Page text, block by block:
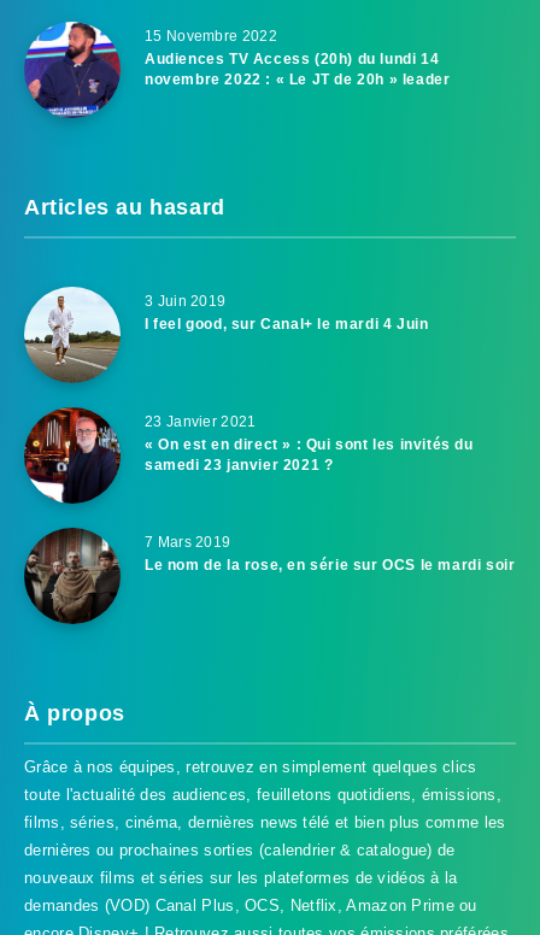
15 Novembre 2022
Audiences TV Access (20h) du lundi 14
novembre 2022 : « Le JT de 20h » leader
Articles au hasard
3 Juin 2019
I feel good, sur Canal+ le mardi 4 Juin
23 Janvier 2021
« On est en direct » : Qui sont les invités du
samedi 23 janvier 2021 ?
7 Mars 2019
Le nom de la rose, en série sur OCS le mardi soir
À propos
Grâce à nos équipes, retrouvez en simplement quelques clics
toute l'actualité des audiences, feuilletons quotidiens, émissions,
films, séries, cinéma, dernières news télé et bien plus comme les
dernières ou prochaines sorties (calendrier & catalogue) de
nouveaux films et séries sur les plateformes de vidéos à la
demandes (VOD) Canal Plus, OCS, Netflix, Amazon Prime ou